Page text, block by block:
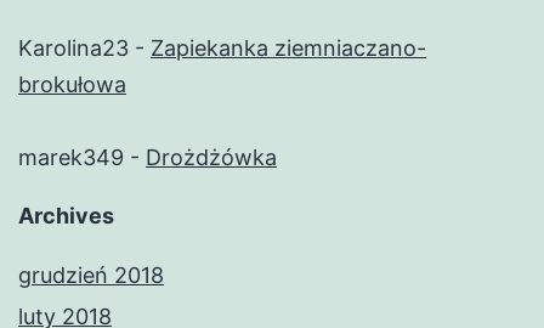
Karolina23 - Zapiekanka ziemniaczano-
brokułowa
marek349 - Drożdżówka
Archives
grudzień 2018
luty 2018